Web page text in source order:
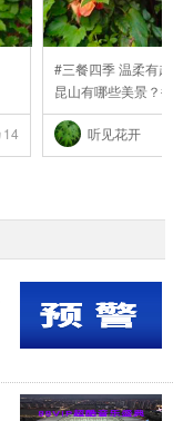
14
#三餐四季 温柔有
昆山有哪些美景？#
听见花开